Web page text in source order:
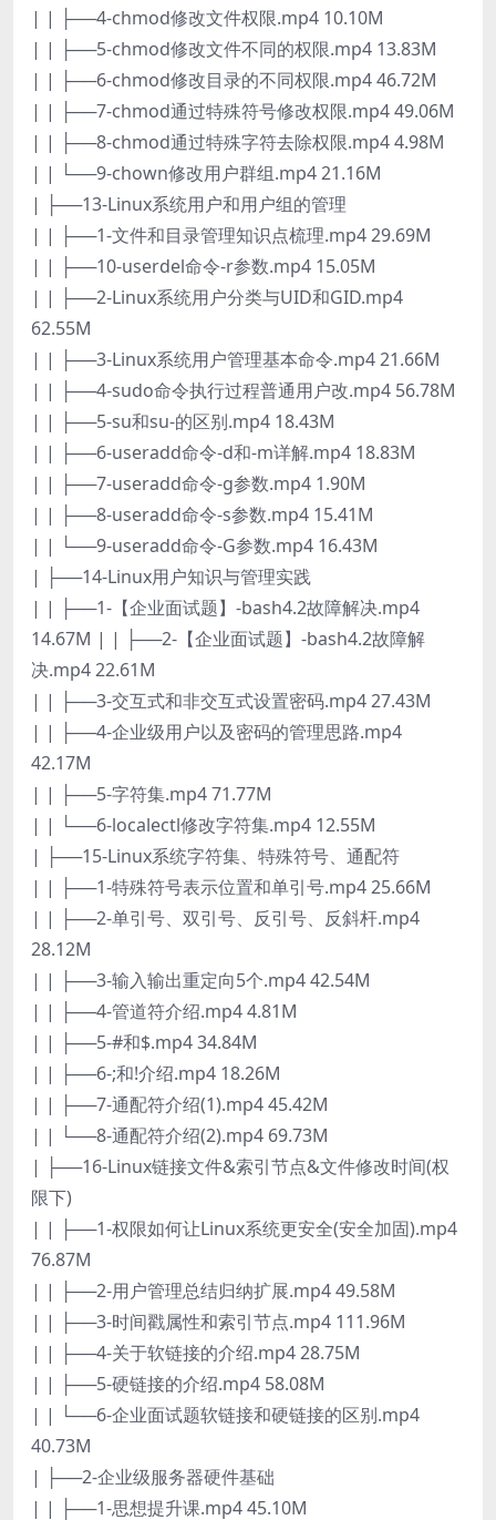
| | ├──4-chmod修改文件权限.mp4 10.10M
| | ├──5-chmod修改文件不同的权限.mp4 13.83M
| | ├──6-chmod修改目录的不同权限.mp4 46.72M
| | ├──7-chmod通过特殊符号修改权限.mp4 49.06M
| | ├──8-chmod通过特殊字符去除权限.mp4 4.98M
| | └──9-chown修改用户群组.mp4 21.16M
| ├──13-Linux系统用户和用户组的管理
| | ├──1-文件和目录管理知识点梳理.mp4 29.69M
| | ├──10-userdel命令-r参数.mp4 15.05M
| | ├──2-Linux系统用户分类与UID和GID.mp4
62.55M
| | ├──3-Linux系统用户管理基本命令.mp4 21.66M
| | ├──4-sudo命令执行过程普通用户改.mp4 56.78M
| | ├──5-su和su-的区别.mp4 18.43M
| | ├──6-useradd命令-d和-m详解.mp4 18.83M
| | ├──7-useradd命令-g参数.mp4 1.90M
| | ├──8-useradd命令-s参数.mp4 15.41M
| | └──9-useradd命令-G参数.mp4 16.43M
| ├──14-Linux用户知识与管理实践
| | ├──1-【企业面试题】-bash4.2故障解决.mp4
14.67M | | ├──2-【企业面试题】-bash4.2故障解
决.mp4 22.61M
| | ├──3-交互式和非交互式设置密码.mp4 27.43M
| | ├──4-企业级用户以及密码的管理思路.mp4
42.17M
| | ├──5-字符集.mp4 71.77M
| | └──6-localectl修改字符集.mp4 12.55M
| ├──15-Linux系统字符集、特殊符号、通配符
| | ├──1-特殊符号表示位置和单引号.mp4 25.66M
| | ├──2-单引号、双引号、反引号、反斜杆.mp4
28.12M
| | ├──3-输入输出重定向5个.mp4 42.54M
| | ├──4-管道符介绍.mp4 4.81M
| | ├──5-#和$.mp4 34.84M
| | ├──6-;和!介绍.mp4 18.26M
| | ├──7-通配符介绍(1).mp4 45.42M
| | └──8-通配符介绍(2).mp4 69.73M
| ├──16-Linux链接文件&索引节点&文件修改时间(权
限下)
| | ├──1-权限如何让Linux系统更安全(安全加固).mp4
76.87M
| | ├──2-用户管理总结归纳扩展.mp4 49.58M
| | ├──3-时间戳属性和索引节点.mp4 111.96M
| | ├──4-关于软链接的介绍.mp4 28.75M
| | ├──5-硬链接的介绍.mp4 58.08M
| | └──6-企业面试题软链接和硬链接的区别.mp4
40.73M
| ├──2-企业级服务器硬件基础
| | ├──1-思想提升课.mp4 45.10M